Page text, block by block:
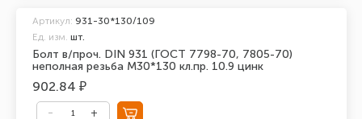
Болт в/проч. DIN 931 (ГОСТ 7798-70, 7805-70)
неполная резьба М30*130 кл.пр. 10.9 цинк
Артикул: 931-30*130/109
Ед. изм. шт.
902.84 ₽